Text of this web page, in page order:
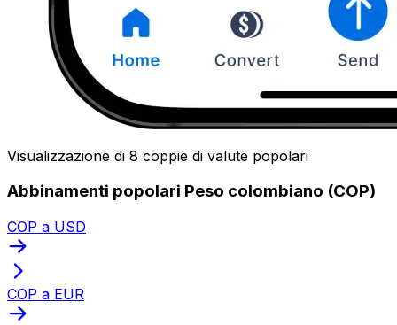
Visualizzazione di 8 coppie di valute popolari
Abbinamenti popolari Peso colombiano (COP)
COP a USD
COP a EUR